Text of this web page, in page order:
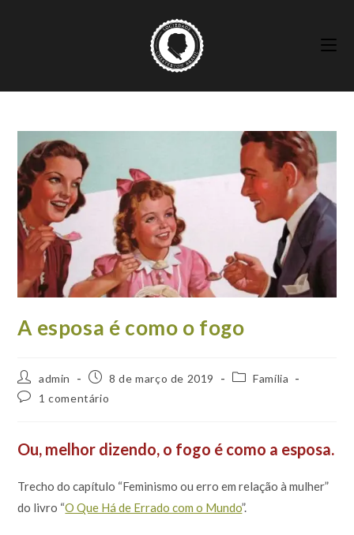
A esposa é como o fogo
Autor
do
post:
admin
Post
publicado:
8 de março de 2019
Categoria
Família
Comentários
1 comentário
Ou, melhor dizendo, o fogo é como a esposa.
Trecho do capítulo “Feminismo ou erro em relação à mulher”
do livro “O Que Há de Errado com o Mundo”.